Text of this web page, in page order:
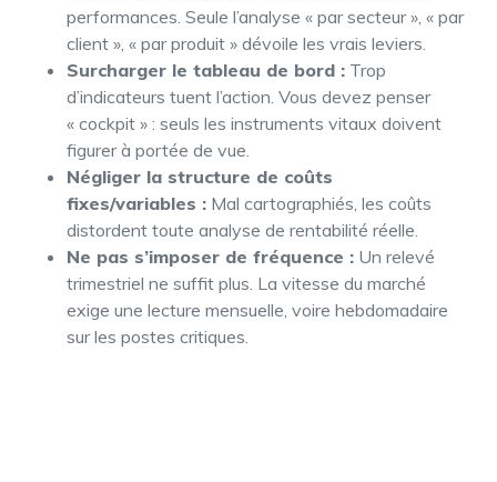
performances. Seule l’analyse « par secteur », « par
client », « par produit » dévoile les vrais leviers.
Surcharger le tableau de bord : Trop
d’indicateurs tuent l’action. Vous devez penser
« cockpit » : seuls les instruments vitaux doivent
figurer à portée de vue.
Négliger la structure de coûts
fixes/variables : Mal cartographiés, les coûts
distordent toute analyse de rentabilité réelle.
Ne pas s’imposer de fréquence : Un relevé
trimestriel ne suffit plus. La vitesse du marché
exige une lecture mensuelle, voire hebdomadaire
sur les postes critiques.